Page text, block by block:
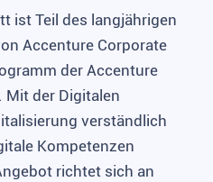
ist Teil des langjährigen
Accenture Corporate
der Accenture
Mit der Digitalen
verständlich
Kompetenzen
richtet sich an